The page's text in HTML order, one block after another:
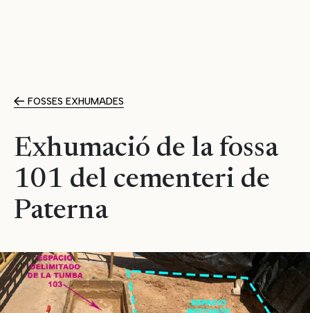
FOSSES EXHUMADES
Exhumació de la fossa
101 del cementeri de
Paterna